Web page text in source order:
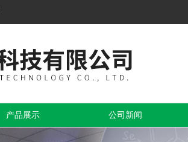
产品展示 公司新闻